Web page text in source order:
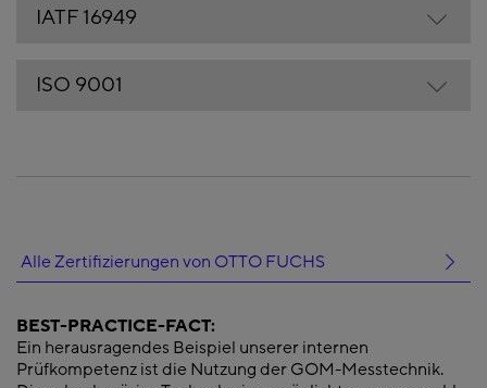
IATF 16949
ISO 9001
Alle Zertifizierungen von OTTO FUCHS
BEST-PRACTICE-FACT:
Ein herausragendes Beispiel unserer internen
Prüfkompetenz ist die Nutzung der GOM-Messtechnik.